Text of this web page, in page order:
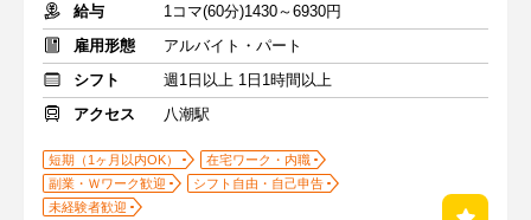
給与
1コマ(60分)1430～6930円
雇用形態
アルバイト・パート
シフト
週1日以上 1日1時間以上
アクセス
八潮駅
短期（1ヶ月以内OK）
在宅ワーク・内職
副業・Ｗワーク歓迎
シフト自由・自己申告
未経験者歓迎